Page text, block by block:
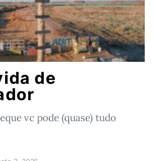
de
vc pode (quase) tudo